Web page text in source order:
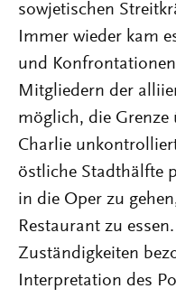
sowjetischen
Immer wieder kam
und
Mitgliedern der
möglich, die Grenze
Charlie
östliche Stadthälfte
in die Oper zu
Restaurant zu
Zuständigkeiten
Interpretation des